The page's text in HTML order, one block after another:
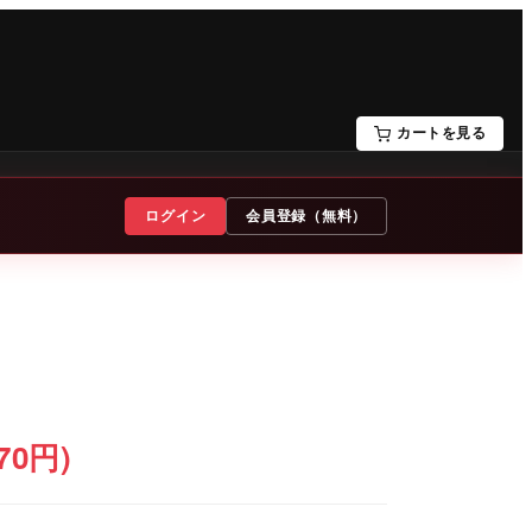
カートを見る
ログイン 会員登録（無料）
円)